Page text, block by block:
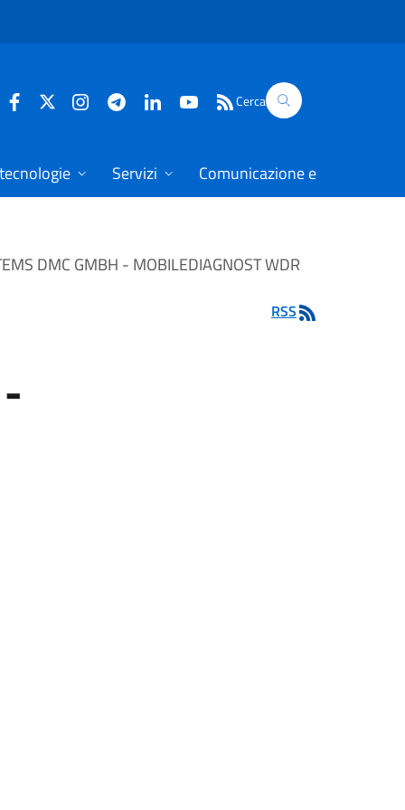
Cerca
Servizi Comunicazione e dati
DMC GMBH - MOBILEDIAGNOST WDR
RSS